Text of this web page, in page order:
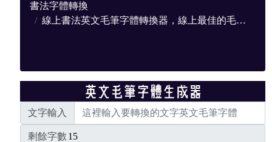
書法字體轉換
線上書法英文毛筆字體轉換器，線上最佳的毛筆轉換網站
文字輸入
剩餘字數